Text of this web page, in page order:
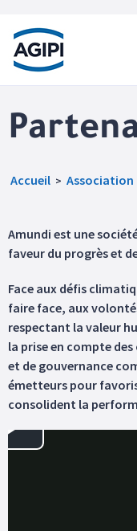
Accès au menu
Accès au contenu
Accueil > Association
Amundi est une
faveur du progrès et
Face aux défis
faire face, aux
respectant la valeur
la prise en compte
et de gouvernance
émetteurs pour
consolident la